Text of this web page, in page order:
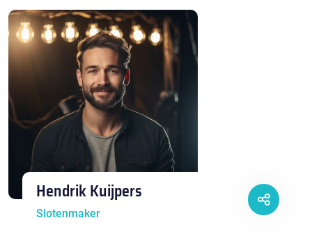
Hendrik Kuijpers
Slotenmaker